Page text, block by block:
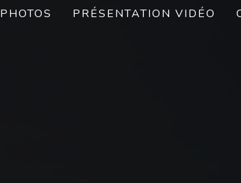
PHOTOS PRÉSENTATION VIDÉO